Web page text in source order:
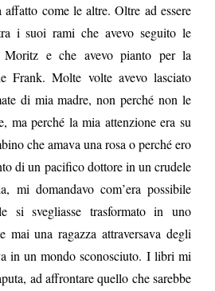
come le altre. Oltre ad essere
i suoi rami che avevo seguito le
e che avevo pianto per la
Frank. Molte volte avevo lasciato
di mia madre, non perché non le
ma perché la mia attenzione era su
che amava una rosa o perché ero
di un pacifico dottore in un crudele
mi domandavo com’era possibile
si svegliasse trasformato in uno
mai una ragazza attraversava degli
in un mondo sconosciuto. I libri mi
ad affrontare quello che sarebbe